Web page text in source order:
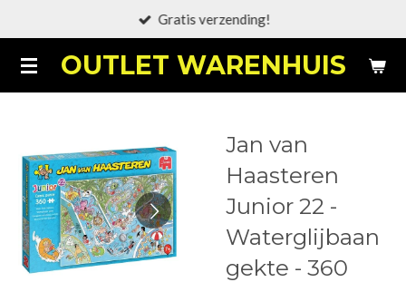
naar
de
OUTLET WARENHUIS
Gratis verzending!
Jan van
Haasteren
Junior 22 -
Waterglijbaan
gekte - 360